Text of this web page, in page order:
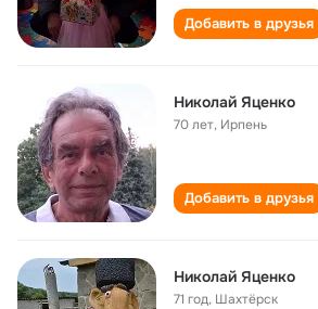
Добавить в друзья
Николай Яценко
70 лет, Ирпень
Добавить в друзья
Николай Яценко
71 год, Шахтёрск